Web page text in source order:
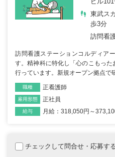
東武ス
歩3分
訪問看
訪問看護ステーションコルディア
す。精神科に特化し「心のこもっ
行っています。新規オープン拠点で
職種 正看護師
雇用形態 正社員
給与 月給：318,050円～
チェックして問合せ・応募す